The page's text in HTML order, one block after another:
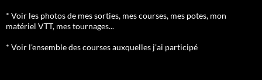
* Voir les photos de mes sorties, mes courses, mes potes, mon
matériel VTT, mes tournages...
* Voir l'ensemble des courses auxquelles j'ai participé